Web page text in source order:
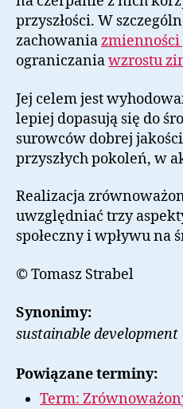
przyszłości. W
zachowaniazmienności
ograniczaniawzrostu
Jej celem jest
lepiej dopasują się do
surowców dobrej
przyszłych pokoleń, w
Realizacja
uwzględniać trzy
społeczny i wpływu na
© Tomasz Strabel
Synonimy:
sustainable development
Powiązane terminy:
Term: